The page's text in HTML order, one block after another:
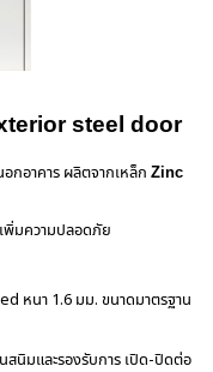
steel door
กอาคาร ผลิตจากเหล็ก Zinc
พิ่มความปลอดภัย
หนา 1.6 มม. ขนาดมาตรฐาน
นิมและรองรับการ เปิด-ปิดต่อ